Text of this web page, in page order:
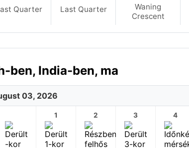
Quarter Last Quarter
Waning
Crescent
ben, India-ben, ma
03, 2026
1 2 3 4